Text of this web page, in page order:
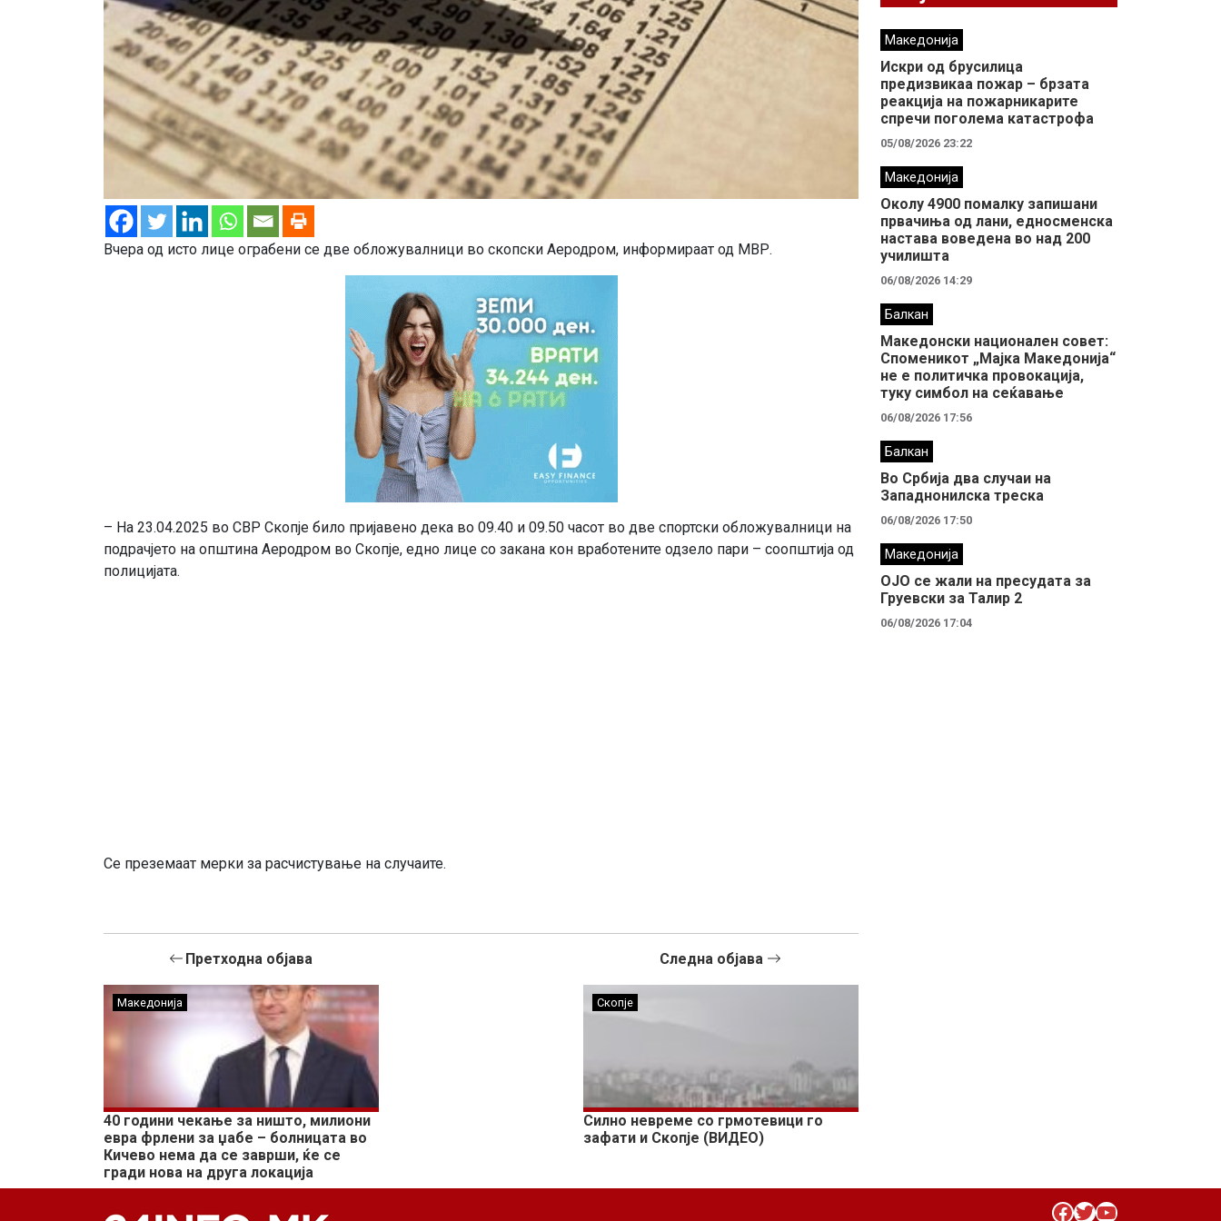
Вчера од исто лице ограбени се две обложувалници во скопски Аеродром, информираат од МВР.
– На 23.04.2025 во СВР Скопје било пријавено дека во 09.40 и 09.50 часот во две спортски обложувалници на
подрачјето на општина Аеродром во Скопје, едно лице со закана кон вработените одзело пари – соопштија од
полицијата.
Се преземаат мерки за расчистување на случаите.
Претходна објава
Македонија
40 години чекање за ништо, милиони
евра фрлени за џабе – болницата во
Кичево нема да се заврши, ќе се
гради нова на друга локација
Следна објава
Скопје
Силно невреме со грмотевици го
зафати и Скопје (ВИДЕО)
Македонија
Искри од брусилица
предизвикаа пожар – брзата
реакција на пожарникарите
спречи поголема катастрофа
05/08/2026 23:22
Македонија
Околу 4900 помалку запишани
првачиња од лани, едносменска
настава воведена во над 200
училишта
06/08/2026 14:29
Балкан
Македонски национален совет:
Споменикот „Мајка Македонија“
не е политичка провокација,
туку симбол на сеќавање
06/08/2026 17:56
Балкан
Во Србија два случaи на
Западнонилска треска
06/08/2026 17:50
Македонија
ОЈО се жали на пресудата за
Груевски за Талир 2
06/08/2026 17:04
Facebook Twitter YouTube